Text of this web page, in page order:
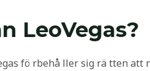
LeoVegas?
fö rbehå ller sig rä tten att